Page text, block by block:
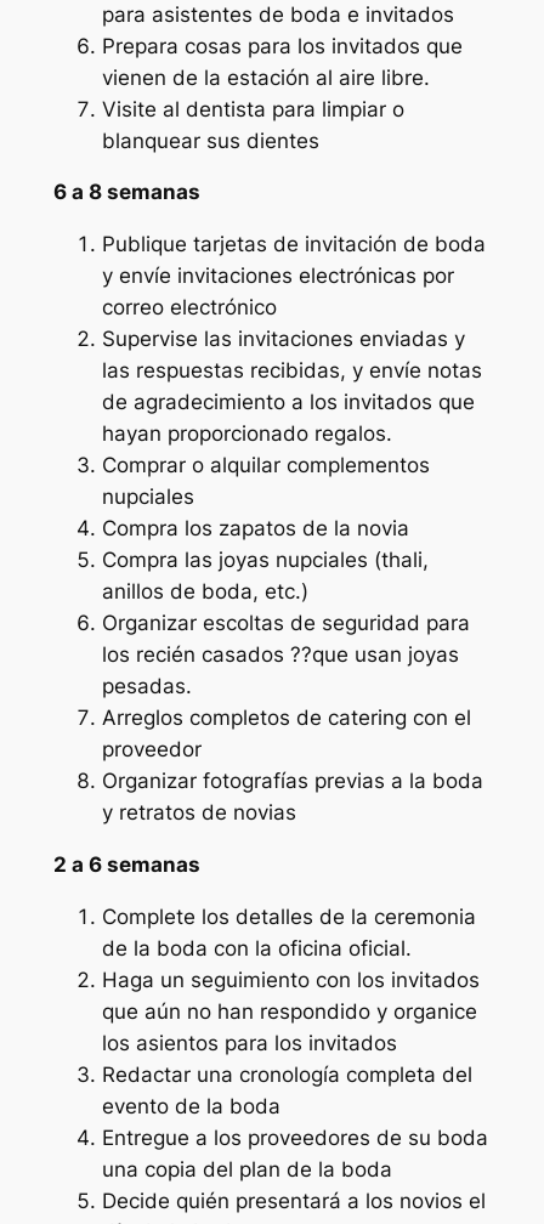
para asistentes de boda e invitados
Prepara cosas para los invitados que
vienen de la estación al aire libre.
Visite al dentista para limpiar o
blanquear sus dientes
6 a 8 semanas
Publique tarjetas de invitación de boda
y envíe invitaciones electrónicas por
correo electrónico
Supervise las invitaciones enviadas y
las respuestas recibidas, y envíe notas
de agradecimiento a los invitados que
hayan proporcionado regalos.
Comprar o alquilar complementos
nupciales
Compra los zapatos de la novia
Compra las joyas nupciales (thali,
anillos de boda, etc.)
Organizar escoltas de seguridad para
los recién casados ??que usan joyas
pesadas.
Arreglos completos de catering con el
proveedor
Organizar fotografías previas a la boda
y retratos de novias
2 a 6 semanas
Complete los detalles de la ceremonia
de la boda con la oficina oficial.
Haga un seguimiento con los invitados
que aún no han respondido y organice
los asientos para los invitados
Redactar una cronología completa del
evento de la boda
Entregue a los proveedores de su boda
una copia del plan de la boda
Decide quién presentará a los novios el